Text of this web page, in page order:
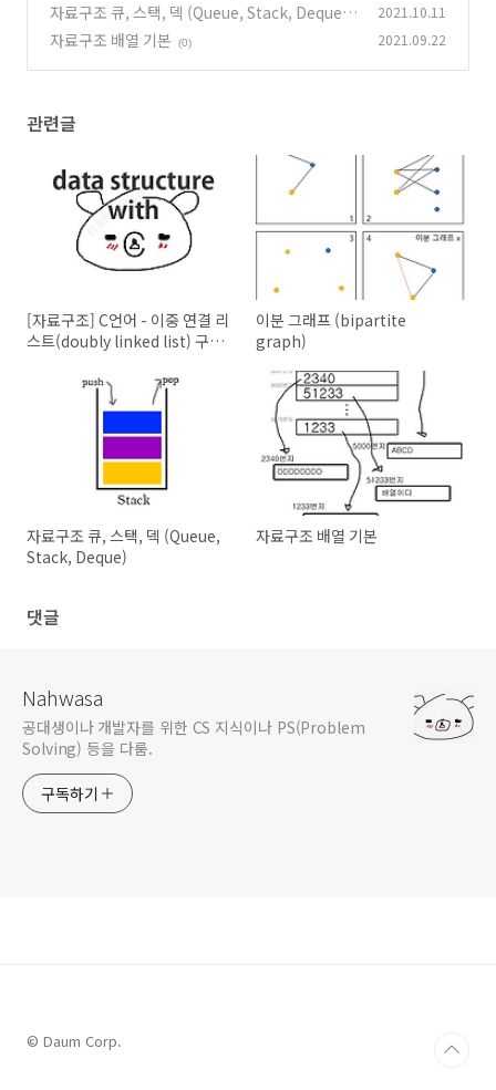
/*
* c language don't provide the way to release memory
* so programmer must provide destroy function
node_t
node_t
if ( l->op->get_size
) {
      p = l->op->
get_head_node(l);
while (p != NULL
         t = p->next;
         p->next = p->prev = p->data =
free
(p);
      l->head =
NULL ;
      l->tail =
NULL
      l->size =
0;
      l =
NULL;
* return the number of Nodes
int get_size
* l)
return l->size;
}
* if list has no node, return true(1)
*/
}
/*
* insert Node to first of list
*/
static void
{
   }
자료구조 큐, 스택, 덱 (Queue, Stack, Deque)
(0)
2021.10.11
자료구조 배열 기본 (0) 2021.09.22
관련글
[자료구조] C언어 - 이중 연결 리
스트(doubly linked list) 구현
이분 그래프 (bipartite
graph)
자료구조 큐, 스택, 덱 (Queue,
Stack, Deque)
자료구조 배열 기본
댓글
Nahwasa
공대생이나 개발자를 위한 CS 지식이나 PS(Problem
Solving) 등을 다룸.
구독하기
© Daum Corp.